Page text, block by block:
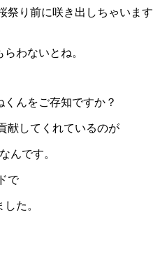
祭り前に咲き出しちゃいます
わないとね。
んをご存知ですか？
献してくれているのが
んです。
で
た。